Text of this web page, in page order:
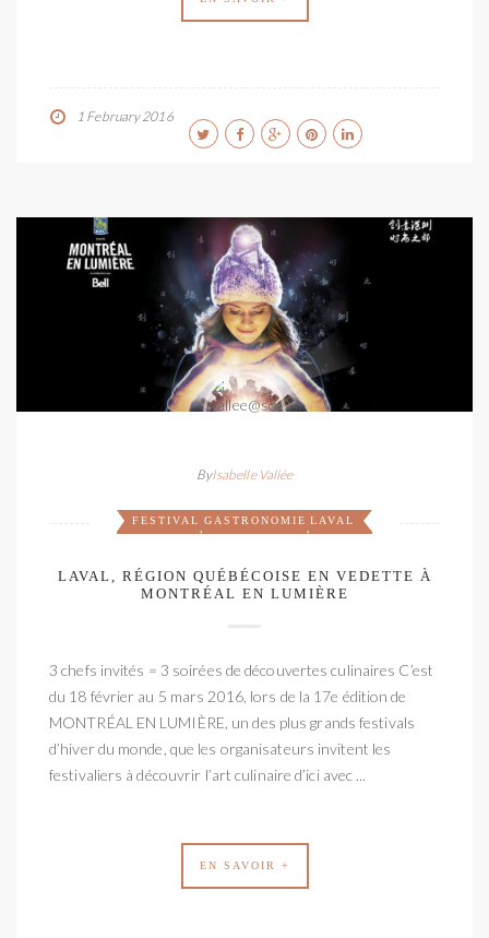
1 February 2016
ByIsabelle Vallée
FESTIVAL
,
GASTRONOMIE
,
LAVAL
LAVAL, RÉGION QUÉBÉCOISE EN VEDETTE À
MONTRÉAL EN LUMIÈRE
3 chefs invités = 3 soirées de découvertes culinaires C’est
du 18 février au 5 mars 2016, lors de la 17e édition de
MONTRÉAL EN LUMIÈRE, un des plus grands festivals
d’hiver du monde, que les organisateurs invitent les
festivaliers à découvrir l’art culinaire d’ici avec ...
EN SAVOIR +